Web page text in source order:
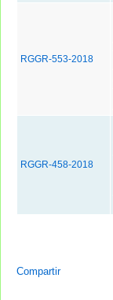
RGGR-553-2018
RGGR-458-2018
Compartir